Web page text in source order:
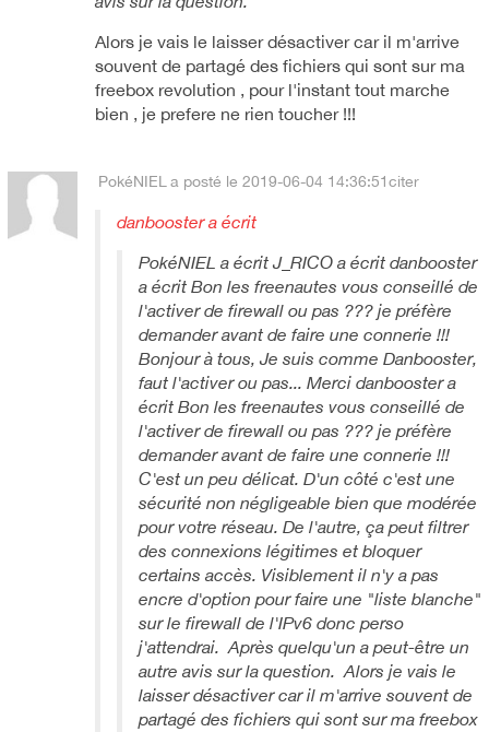
Alors je vais le laisser désactiver car il m'arrive
souvent de partagé des fichiers qui sont sur ma
freebox revolution , pour l'instant tout marche
bien , je prefere ne rien toucher !!!
PokéNIEL a posté le 2019-06-04 14:36:51citer
danbooster a écrit
PokéNIEL a écrit J_RICO a écrit danbooster
a écrit Bon les freenautes vous conseillé de
l'activer de firewall ou pas ??? je préfère
demander avant de faire une connerie !!!
Bonjour à tous, Je suis comme Danbooster,
faut l'activer ou pas... Merci danbooster a
écrit Bon les freenautes vous conseillé de
l'activer de firewall ou pas ??? je préfère
demander avant de faire une connerie !!!
C'est un peu délicat. D'un côté c'est une
sécurité non négligeable bien que modérée
pour votre réseau. De l'autre, ça peut filtrer
des connexions légitimes et bloquer
certains accès. Visiblement il n'y a pas
encre d'option pour faire une "liste blanche"
sur le firewall de l'IPv6 donc perso
j'attendrai. Après quelqu'un a peut-être un
autre avis sur la question. Alors je vais le
laisser désactiver car il m'arrive souvent de
partagé des fichiers qui sont sur ma freebox